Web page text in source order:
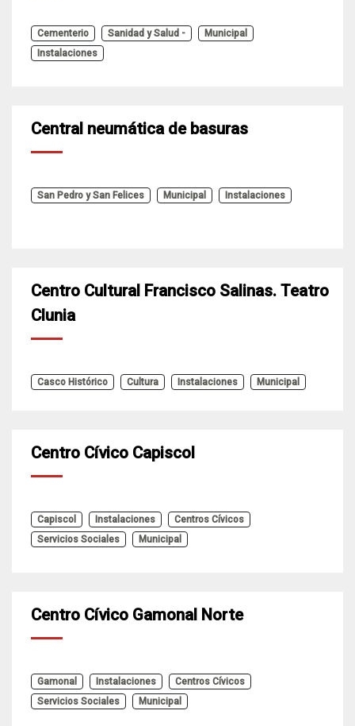
Cementerio Sanidad y Salud -
Municipal
Instalaciones
Central neumática de basuras
San Pedro y San Felices Municipal Instalaciones
Centro Cultural Francisco Salinas. Teatro
Clunia
Casco Histórico Cultura Instalaciones Municipal
Centro Cívico Capiscol
Capiscol Instalaciones
Centros Cívicos
Servicios Sociales
Municipal
Centro Cívico Gamonal Norte
Gamonal Instalaciones
Centros Cívicos
Servicios Sociales
Municipal